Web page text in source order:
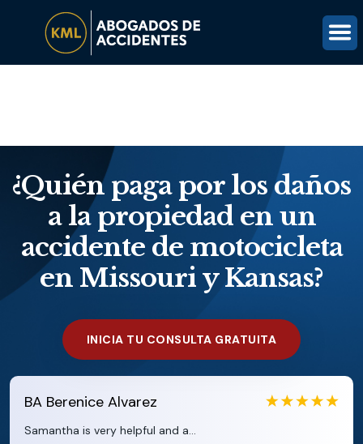
OBTÉN UNA REVISIÓN GRATUITA DEL CASO
¿Quién paga por los daños
a la propiedad en un
accidente de motocicleta
en Missouri y Kansas?
INICIA TU CONSULTA GRATUITA
EB Eboni Bowie
Clara extremely helpful and ve...